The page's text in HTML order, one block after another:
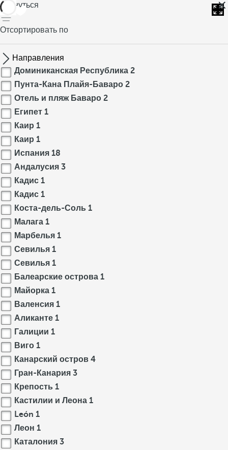
вернуться
Отсортировать по
Направления
Доминиканская Республика 2
Пунта-Кана Плайя-Баваро 2
Отель и пляж Баваро 2
Египет 1
Каир 1
Каир 1
Испания 18
Андалусия 3
Кадис 1
Кадис 1
Коста-дель-Соль 1
Малага 1
Марбелья 1
Севилья 1
Севилья 1
Балеарские острова 1
Майорка 1
Валенсия 1
Аликанте 1
Галиции 1
Виго 1
Канарский остров 4
Гран-Канария 3
Крепость 1
Кастилии и Леона 1
León 1
Леон 1
Каталония 3